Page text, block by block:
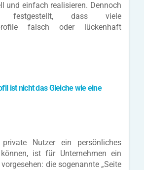
und einfach realisieren. Dennoch
dass viele
falsch oder lückenhaft
ist nicht das Gleiche wie eine
Nutzer ein persönliches
ist für Unternehmen ein
die sogenannte „Seite